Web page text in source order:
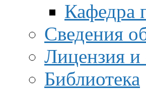
Кафедра
Сведения
Лицензия и
Библиотека